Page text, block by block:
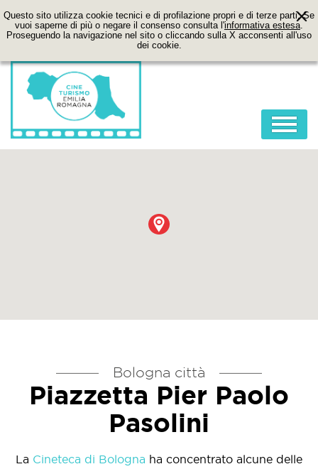
Questo sito utilizza cookie tecnici e di profilazione propri e di terze parti. Se
vuoi saperne di più o negare il consenso consulta l'informativa estesa.
Proseguendo la navigazione nel sito o cliccando sulla X acconsenti all'uso
dei cookie.
FILM
LOCATION
Bologna città
Piazzetta Pier Paolo
Pasolini
La Cineteca di Bologna ha concentrato alcune delle